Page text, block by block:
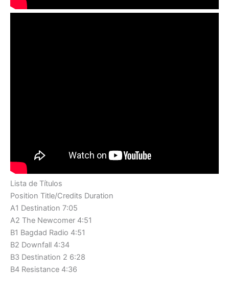
Lista de Títulos
Position Title/Credits Duration
A1 Destination 7:05
A2 The Newcomer 4:51
B1 Bagdad Radio 4:51
B2 Downfall 4:34
B3 Destination 2 6:28
B4 Resistance 4:36